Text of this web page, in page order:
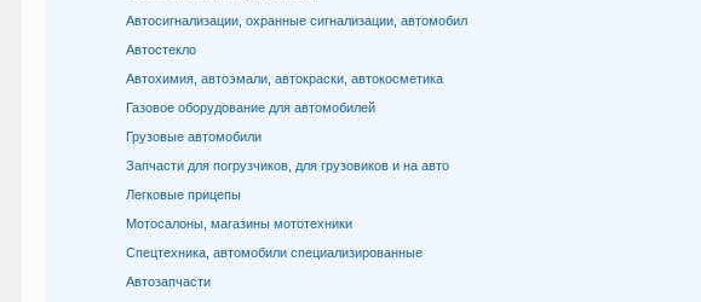
Автосигнализации, охранные сигнализации, автомобил
Автостекло
Автохимия, автоэмали, автокраски, автокосметика
Газовое оборудование для автомобилей
Грузовые автомобили
Запчасти для погрузчиков, для грузовиков и на авто
Легковые прицепы
Мотосалоны, магазины мототехники
Спецтехника, автомобили специализированные
Автозапчасти